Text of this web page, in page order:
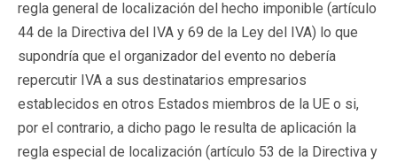
regla general de localización del hecho imponible (artículo
44 de la Directiva del IVA y 69 de la Ley del IVA) lo que
supondría que el organizador del evento no debería
repercutir IVA a sus destinatarios empresarios
establecidos en otros Estados miembros de la UE o si,
por el contrario, a dicho pago le resulta de aplicación la
regla especial de localización (artículo 53 de la Directiva y